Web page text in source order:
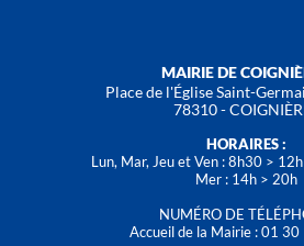
MAIRIE DE
Place de l'Église Saint-
78310 -
HORAIRES :
Lun, Mar, Jeu et Ven : 8h30 >
Mer : 14h > 20h
NUMÉRO DE
Accueil de la Mairie : 01